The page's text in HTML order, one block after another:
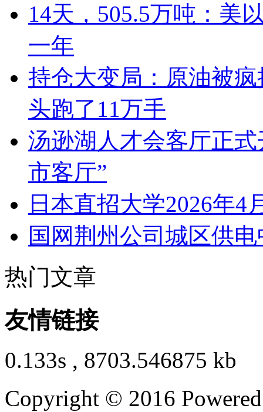
14天，505.5万吨：美
一年
持仓大变局：原油被
头跑了11万手
汤逊湖人才会客厅正
市客厅”
日本直招大学2026年4
国网荆州公司城区供
热门文章
友情链接
0.133s , 8703.546875 kb
Copyright © 2016